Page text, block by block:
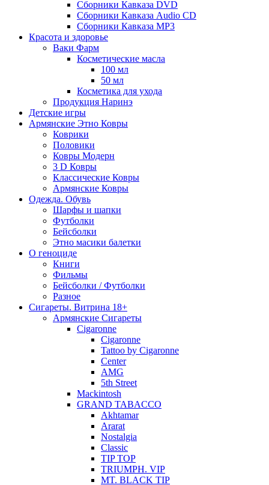
Сборники Кавказа DVD
Сборники Кавказа Audio CD
Сборники Кавказа MP3
Красота и здоровье
Ваки Фарм
Косметические масла
100 мл
50 мл
Косметика для ухода
Продукция Наринэ
Детские игры
Армянские Этно Ковры
Коврики
Половики
Ковры Модерн
3 D Ковры
Классические Ковры
Армянские Ковры
Одежда. Обувь
Шарфы и шапки
Футболки
Бейсболки
Этно масики балетки
О геноциде
Книги
Фильмы
Бейсболки / Футболки
Разное
Сигареты. Витрина 18+
Армянские Сигареты
Cigaronne
Cigaronne
Tattoo by Cigaronne
Center
AMG
5th Street
Mackintosh
GRAND TABACCO
Akhtamar
Ararat
Nostalgia
Classic
TIP TOP
TRIUMPH. VIP
MT. BLACK TIP